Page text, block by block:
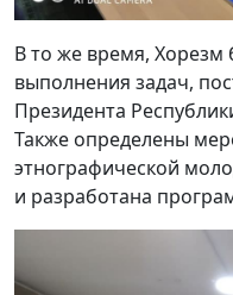
В то же время, Хорезм
выполнения задач,
Президента
Также определены
этнографической
и разработана